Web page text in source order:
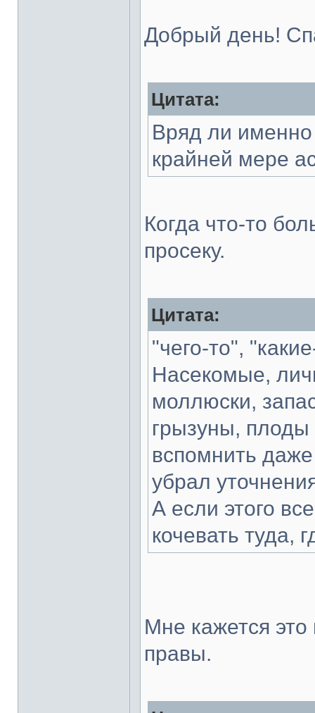
Добрый день!
Цитата:
Вряд ли
крайней мере
Когда что-то
просеку.
Цитата:
"чего-то",
Насекомые,
моллюски,
грызуны, плоды
вспомнить
убрал
А если этого
кочевать туда,
Мне кажется
правы.